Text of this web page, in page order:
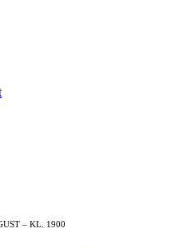
– KL. 1900